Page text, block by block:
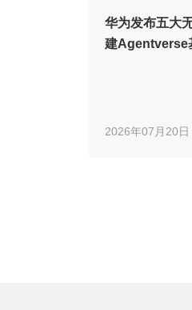
华为发布五大
建Agentverse
2026年07月20日